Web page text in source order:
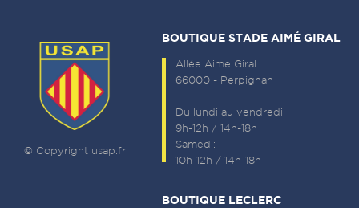
© Copyright usap.fr
BOUTIQUE STADE AIMÉ GIRAL
Allée Aime Giral
66000 - Perpignan
Du lundi au vendredi:
9h-12h / 14h-18h
Samedi:
10h-12h / 14h-18h
BOUTIQUE LECLERC